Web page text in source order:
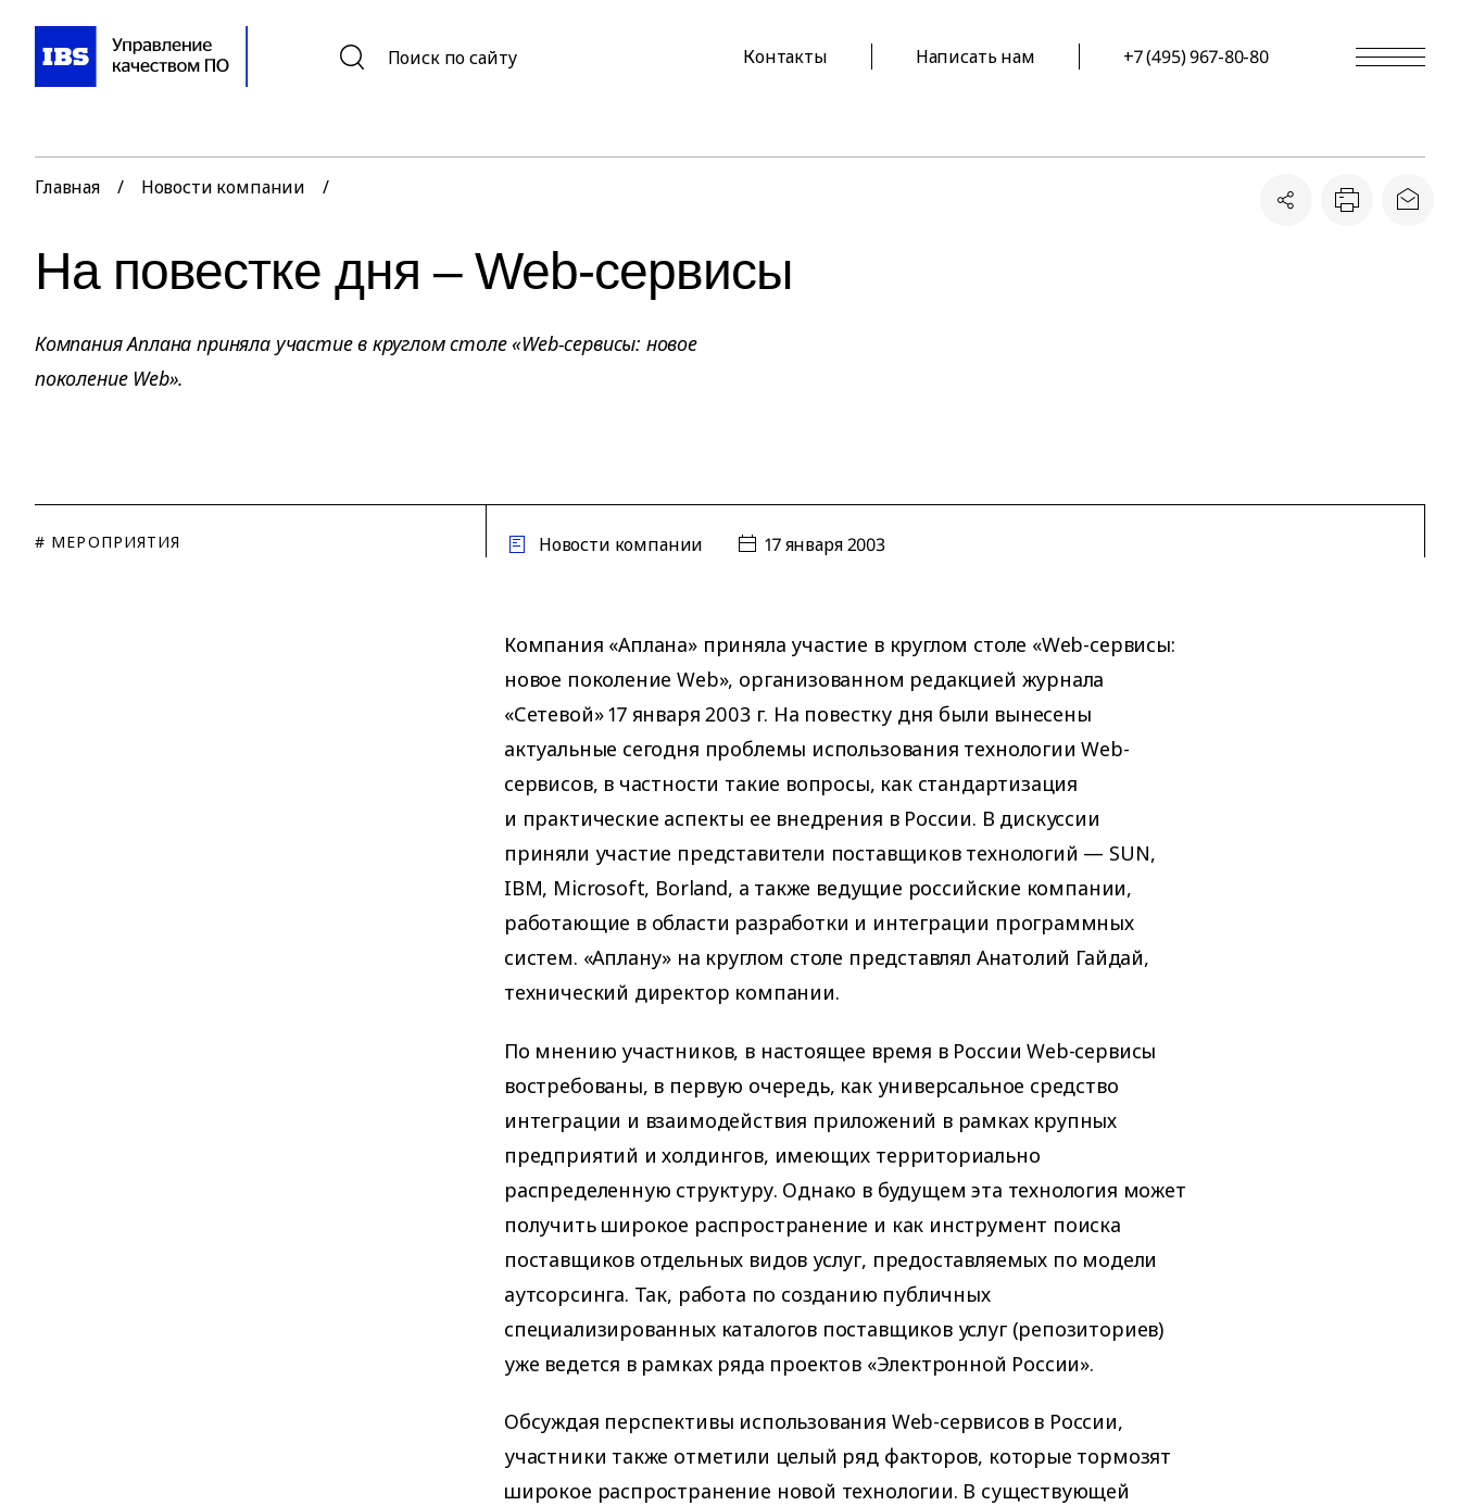
Поиск по сайту Контакты Написать нам +7 (495) 967-80-80
Главная / Новости компании /
На повестке дня – Web-сервисы
Компания Аплана приняла участие в круглом столе «Web-сервисы: новое
поколение Web».
# МЕРОПРИЯТИЯ Новости компании 17 января 2003
Компания «Аплана» приняла участие в круглом столе «Web-сервисы:
новое поколение Web», организованном редакцией журнала
«Сетевой» 17 января 2003 г. На повестку дня были вынесены
актуальные сегодня проблемы использования технологии Web-
сервисов, в частности такие вопросы, как стандартизация
и практические аспекты ее внедрения в России. В дискуссии
приняли участие представители поставщиков технологий — SUN,
IBM, Microsoft, Borland, а также ведущие российские компании,
работающие в области разработки и интеграции программных
систем. «Аплану» на круглом столе представлял Анатолий Гайдай,
технический директор компании.
По мнению участников, в настоящее время в России Web-сервисы
востребованы, в первую очередь, как универсальное средство
интеграции и взаимодействия приложений в рамках крупных
предприятий и холдингов, имеющих территориально
распределенную структуру. Однако в будущем эта технология может
получить широкое распространение и как инструмент поиска
поставщиков отдельных видов услуг, предоставляемых по модели
аутсорсинга. Так, работа по созданию публичных
специализированных каталогов поставщиков услуг (репозиториев)
уже ведется в рамках ряда проектов «Электронной России».
Обсуждая перспективы использования Web-сервисов в России,
участники также отметили целый ряд факторов, которые тормозят
широкое распространение новой технологии. В существующей